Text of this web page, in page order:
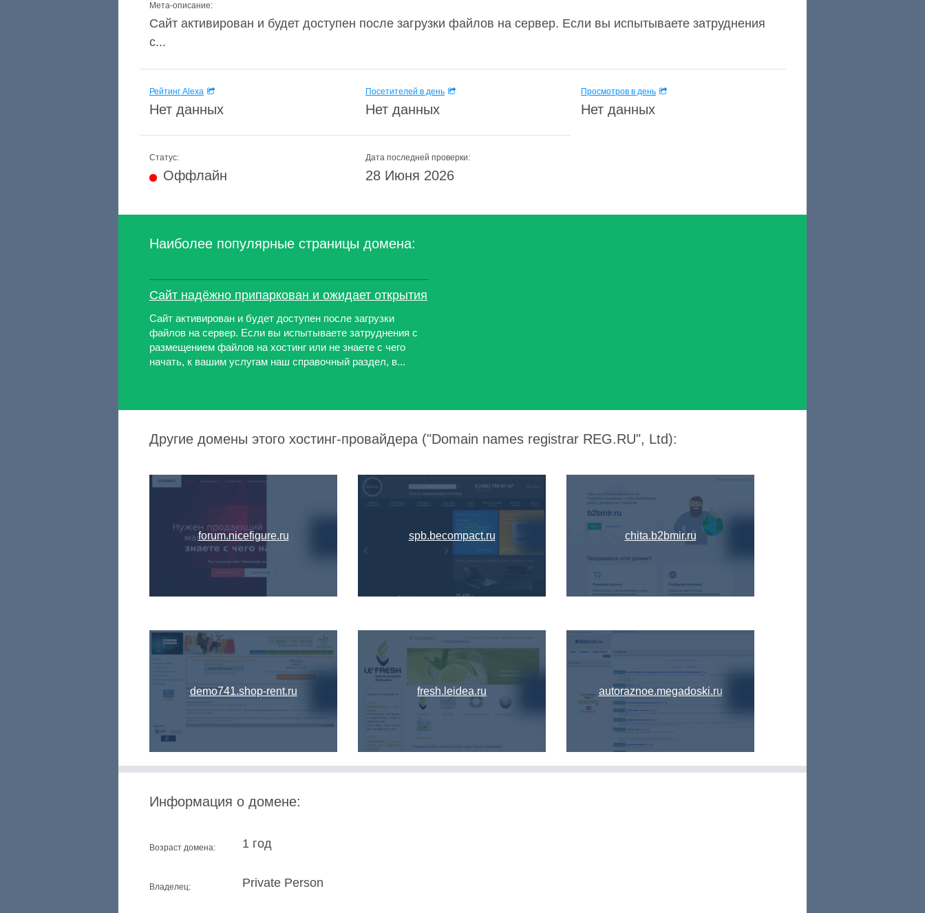
Мета-описание:
Сайт активирован и будет доступен после загрузки файлов на сервер. Если вы испытываете затруднения
с...
Рейтинг Alexa
Нет данных
Посетителей в день
Нет данных
Просмотров в день
Нет данных
Статус:
Оффлайн
Дата последней проверки:
28 Июня 2026
Наиболее популярные страницы домена:
Сайт надёжно припаркован и ожидает открытия
Сайт активирован и будет доступен после загрузки
файлов на сервер. Если вы испытываете затруднения с
размещением файлов на хостинг или не знаете с чего
начать, к вашим услугам наш справочный раздел, в...
Другие домены этого хостинг-провайдера ("Domain names registrar REG.RU", Ltd):
forum.nicefigure.ru
demo741.shop-rent.ru
spb.becompact.ru
fresh.leidea.ru
chita.b2bmir.ru
autoraznoe.megadoski.ru
Информация о домене:
Возраст домена: 1 год
Владелец: Private Person